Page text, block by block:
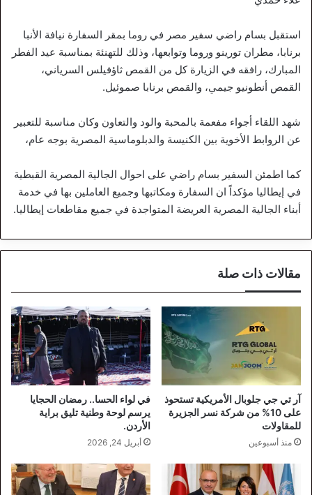
استقبل بسام راضي سفير مصر في روما بمقر السفارة نيافة الأنبا
برنابا، مطران تورينو وروما وتوابعها، وذلك للتهنئة بمناسبة عيد الفطر
المبارك، رافقه في الزيارة كل من القمص ثاؤفيلس السرياني،
القمص أنطونيو جيمي، والقمص برنابا صموئيل.
شهد اللقاء أجواء مفعمة بالمحبة والود والتعاون وكان مناسبة للتعبير
عن الروابط الأخوية بين الكنيسة والدبلوماسية المصرية بوجه عام،
كما اطمئن السفير بسام راضي على احوال الجالية المصرية القبطية
في إيطاليا مؤكداً ان السفارة ومكاتبها وجميع العاملين بها في خدمة
أبناء الجالية المصرية العريضة المتواجدة في جميع مقاطعات إيطاليا.
مقالات ذات صلة
آر تي جي جلوبال الأمريكية تستحوذ
على 10% من شركة نسر الجزيرة
للمقاولات
منذ أسبوعين
في لواء الحسا.. رمضان الحجايا
يرسم لوحة وطنية تليق براية
الأردن.
أبريل 24, 2026